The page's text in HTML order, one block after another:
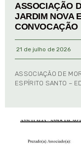
ASSOCIAÇÃO
JARDIM NOVA
CONVOCAÇÃO
21 de julho de 2026
ASSOCIAÇÃO DE
ESPÍRITO SANTO –